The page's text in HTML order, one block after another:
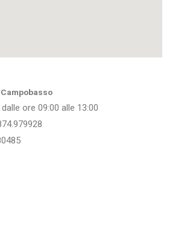
Campobasso
dalle ore 09:00 alle 13:00